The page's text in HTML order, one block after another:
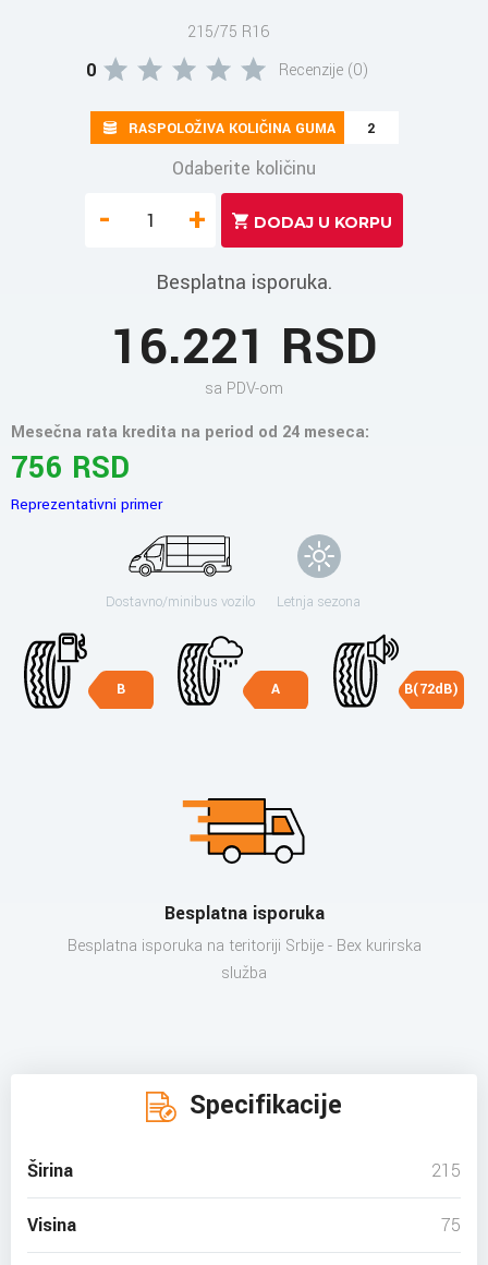
215/75 R16
0 Recenzije (0)
RASPOLOŽIVA KOLIČINA GUMA 2
Odaberite količinu
- +
Besplatna isporuka.
16.221 RSD
sa PDV-om
Mesečna rata kredita na period od 24 meseca:
756 RSD
Reprezentativni primer
Dostavno/minibus vozilo Letnja sezona
B A B(72dB)
Besplatna isporuka
Besplatna isporuka na teritoriji Srbije - Bex kurirska
služba
Specifikacije
Širina 215
Visina 75